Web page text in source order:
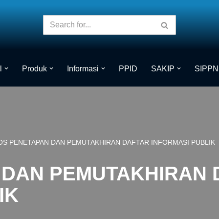
Produk Informasi PPID SAKIP SIPPN
PENETAPAN DAN PEMUTAKHIRAN DAFTAR INFORMASI PUBLIK
PEMUTAKHIRAN